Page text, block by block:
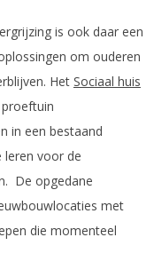
is ook daar een
om ouderen
Het Sociaal huis
in een bestaand
voor de
De opgedane
met
die momenteel